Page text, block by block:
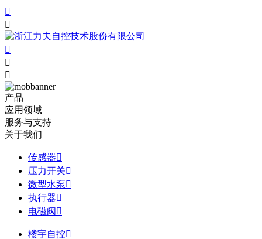





产品
应用领域
服务与支持
关于我们
传感器
压力开关
微型水泵
执行器
电磁阀 
楼宇自控